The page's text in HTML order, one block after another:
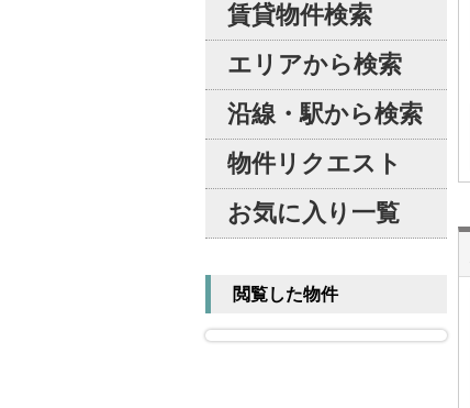
賃貸物件検索
エリアから検索
沿線・駅から検索
物件リクエスト
お気に入り一覧
閲覧した物件